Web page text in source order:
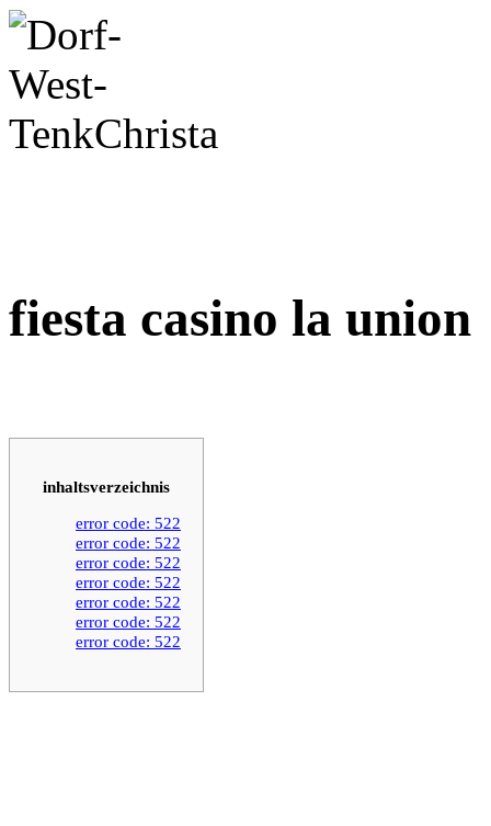
fiesta casino la union
inhaltsverzeichnis
error code: 522
error code: 522
error code: 522
error code: 522
error code: 522
error code: 522
error code: 522